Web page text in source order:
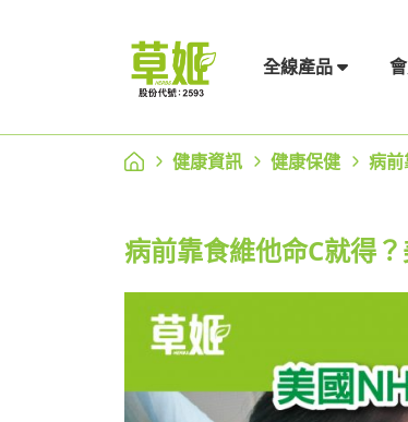
全線產品
健康資訊 健康保健 病前
病前靠食維他命C就得